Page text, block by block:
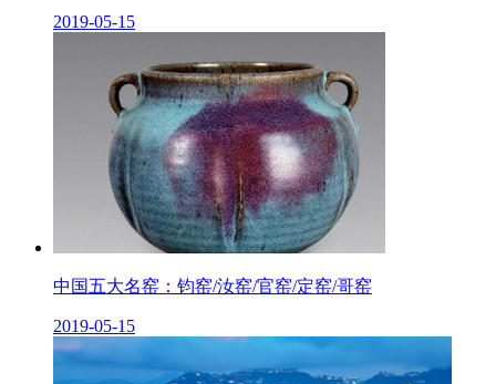
2019-05-15
中国五大名窑：钧窑/汝窑/官窑/定窑/哥窑
2019-05-15